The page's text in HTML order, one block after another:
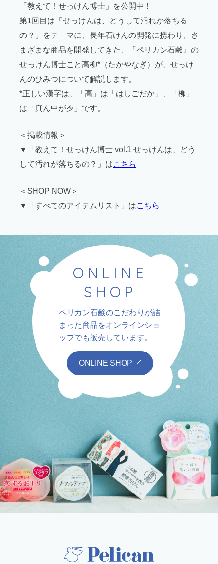
「教えて！せっけん博士」を公開中！
第1回目は「せっけんは、どうして汚れが落ちる
の？」をテーマに、長年石けんの開発に携わり、さ
まざまな商品を開発してきた、『ペリカン石鹸』の
せっけん博士こと高柳*（たかやなぎ）が、せっけ
んのひみつについて解説します。
*正しい漢字は、「高」は「はしごだか」、「柳」
は「真ん中が夕」です。
＜掲載情報＞
▼「教えて！せっけん博士 vol.1 せっけんは、どう
して汚れが落ちるの？」はこちら
＜SHOP NOW＞
▼「すべてのアイテムリスト」はこちら
ONLINE
SHOP
ペリカン石鹸のこだわりが詰
まった商品をオンラインショ
ップでも販売しています。
ONLINE SHOP